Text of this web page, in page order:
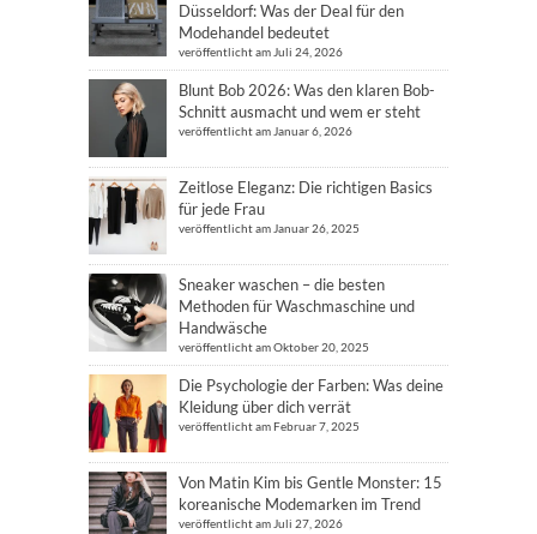
Düsseldorf: Was der Deal für den
Modehandel bedeutet
veröffentlicht am Juli 24, 2026
Blunt Bob 2026: Was den klaren Bob-
Schnitt ausmacht und wem er steht
veröffentlicht am Januar 6, 2026
Zeitlose Eleganz: Die richtigen Basics
für jede Frau
veröffentlicht am Januar 26, 2025
Sneaker waschen – die besten
Methoden für Waschmaschine und
Handwäsche
veröffentlicht am Oktober 20, 2025
Die Psychologie der Farben: Was deine
Kleidung über dich verrät
veröffentlicht am Februar 7, 2025
Von Matin Kim bis Gentle Monster: 15
koreanische Modemarken im Trend
veröffentlicht am Juli 27, 2026